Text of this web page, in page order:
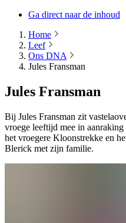
Ga direct naar de inhoud
Home
Leef
Ons DNA
Jules Fransman
Jules Fransman
Bij Jules Fransman zit
vroege leeftijd mee in
het vroegere Kloonstrekke en
Blerick met zijn familie.